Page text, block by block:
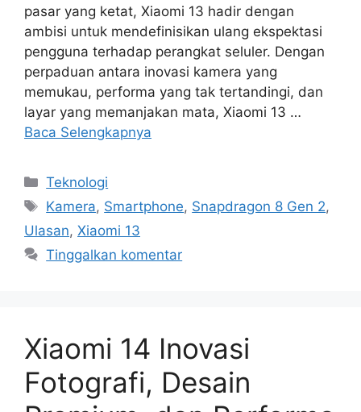
pasar yang ketat, Xiaomi 13 hadir dengan
ambisi untuk mendefinisikan ulang ekspektasi
pengguna terhadap perangkat seluler. Dengan
perpaduan antara inovasi kamera yang
memukau, performa yang tak tertandingi, dan
layar yang memanjakan mata, Xiaomi 13 …
Baca Selengkapnya
Kategori
Teknologi
Tag
Kamera, Smartphone, Snapdragon 8 Gen 2,
Ulasan, Xiaomi 13
Tinggalkan komentar
Xiaomi 14 Inovasi
Fotografi, Desain